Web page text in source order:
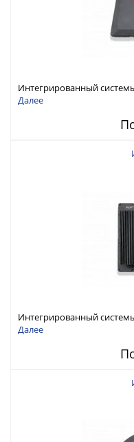
Интегрированный
ИСПП 8900
Далее
Интегрированный
ИСПП 8800
Далее